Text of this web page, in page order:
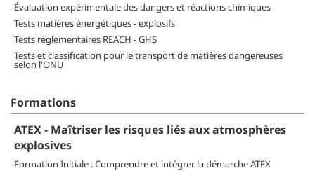
Évaluation expérimentale des dangers et réactions chimiques
Tests matières énergétiques - explosifs
Tests réglementaires REACH - GHS
Tests et classification pour le transport de matières dangereuses
selon l'ONU
Formations
ATEX - Maîtriser les risques liés aux atmosphères
explosives
Formation Initiale : Comprendre et intégrer la démarche ATEX